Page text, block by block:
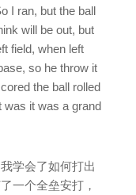
I ran, but the ball
will be out, but
field, when left
so he throw it
the ball rolled
was it was a grand
学会了如何打出
一个全垒安打，